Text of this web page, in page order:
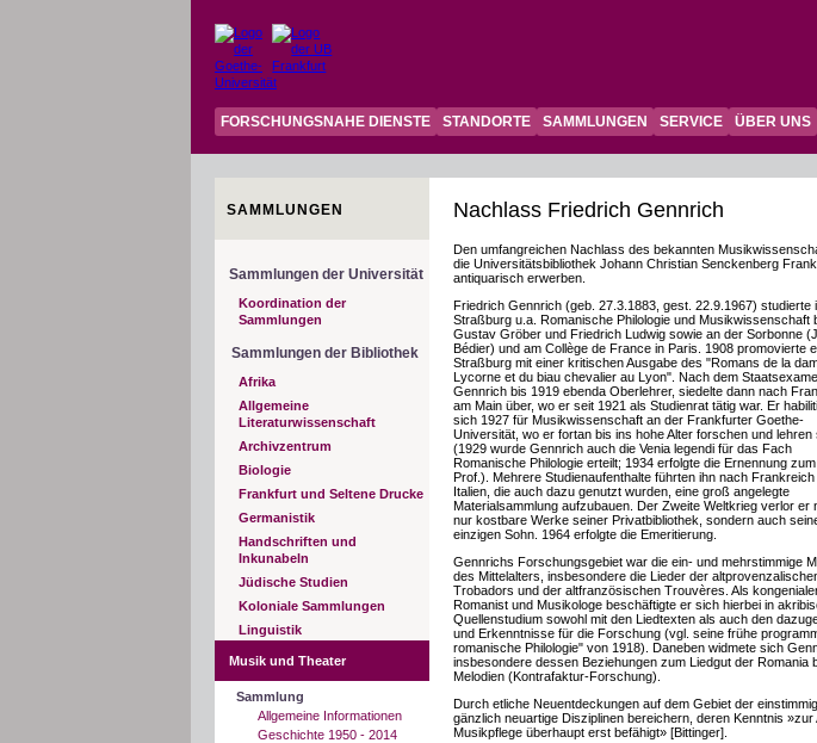
FORSCHUNGSNAHE DIENSTE STANDORTE SAMMLUNGEN SERVICE ÜBER UNS
SAMMLUNGEN
Sammlungen der Universität
Koordination der
Sammlungen
Sammlungen der Bibliothek
Afrika
Allgemeine
Literaturwissenschaft
Archivzentrum
Biologie
Frankfurt und Seltene Drucke
Germanistik
Handschriften und
Inkunabeln
Jüdische Studien
Koloniale Sammlungen
Linguistik
Musik und Theater
Sammlung
Allgemeine Informationen
Geschichte 1950 - 2014
Nachlass Friedrich Gennrich
Den umfangreichen Nachlass des bekannten
die Universitätsbibliothek Johann Christian Senckenberg
antiquarisch erwerben.
Friedrich Gennrich (geb. 27.3.1883, gest. 22.9.1967) studierte
Straßburg u.a. Romanische Philologie und Musikwissenschaft
Gustav Gröber und Friedrich Ludwig sowie an der Sorbonne
Bédier) und am Collège de France in Paris. 1908 promovierte
Straßburg mit einer kritischen Ausgabe des "Romans de la
Lycorne et du biau chevalier au Lyon". Nach dem
Gennrich bis 1919 ebenda Oberlehrer, siedelte dann nach
am Main über, wo er seit 1921 als Studienrat tätig war. Er
sich 1927 für Musikwissenschaft an der Frankfurter Goethe-
Universität, wo er fortan bis ins hohe Alter forschen und lehren
(1929 wurde Gennrich auch die Venia legendi für das Fach
Romanische Philologie erteilt; 1934 erfolgte die Ernennung zum
Prof.). Mehrere Studienaufenthalte führten ihn nach Frankreich
Italien, die auch dazu genutzt wurden, eine groß angelegte
Materialsammlung aufzubauen. Der Zweite Weltkrieg verlor er
nur kostbare Werke seiner Privatbibliothek, sondern auch
einzigen Sohn. 1964 erfolgte die Emeritierung.
Gennrichs Forschungsgebiet war die ein- und mehrstimmige
des Mittelalters, insbesondere die Lieder der
Trobadors und der altfranzösischen Trouvères. Als
Romanist und Musikologe beschäftigte er sich hierbei in
Quellenstudium sowohl mit den Liedtexten als auch den
und Erkenntnisse für die Forschung (vgl. seine frühe
romanische Philologie" von 1918). Daneben widmete sich
insbesondere dessen Beziehungen zum Liedgut der Romania
Melodien (Kontrafaktur-Forschung).
Durch etliche Neuentdeckungen auf dem Gebiet der
gänzlich neuartige Disziplinen bereichern, deren Kenntnis
Musikpflege überhaupt erst befähigt» [Bittinger].